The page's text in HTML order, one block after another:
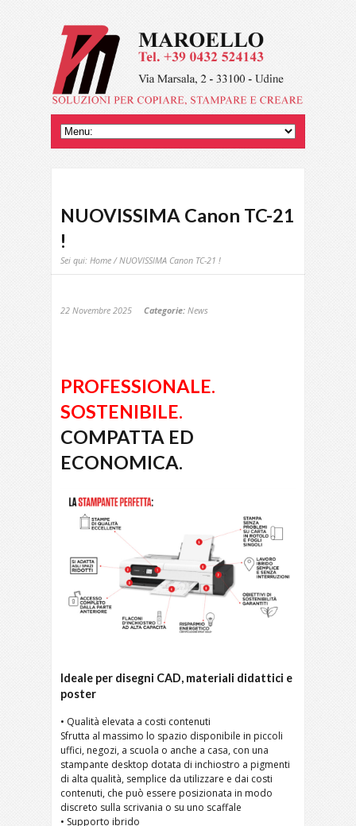
NUOVISSIMA Canon TC-21
!
Sei qui: Home/ NUOVISSIMA Canon TC-21 !
22 Novembre 2025 Categorie: News
PROFESSIONALE.
SOSTENIBILE.
COMPATTA ED
ECONOMICA.
Ideale per disegni CAD, materiali didattici e
poster
• Qualità elevata a costi contenuti
Sfrutta al massimo lo spazio disponibile in piccoli
uffici, negozi, a scuola o anche a casa, con una
stampante desktop dotata di inchiostro a pigmenti
di alta qualità, semplice da utilizzare e dai costi
contenuti, che può essere posizionata in modo
discreto sulla scrivania o su uno scaffale
• Supporto ibrido